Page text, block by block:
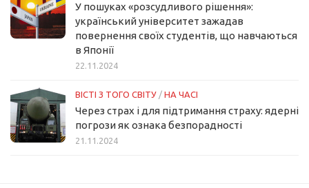
У пошуках «розсудливого рішення»:
український університет зажадав
повернення своїх студентів, що навчаються
в Японії
22.11.2024
ВІСТІ З ТОГО СВІТУ / НА ЧАСІ
Через страх і для підтримання страху: ядерні
погрози як ознака безпорадності
21.11.2024